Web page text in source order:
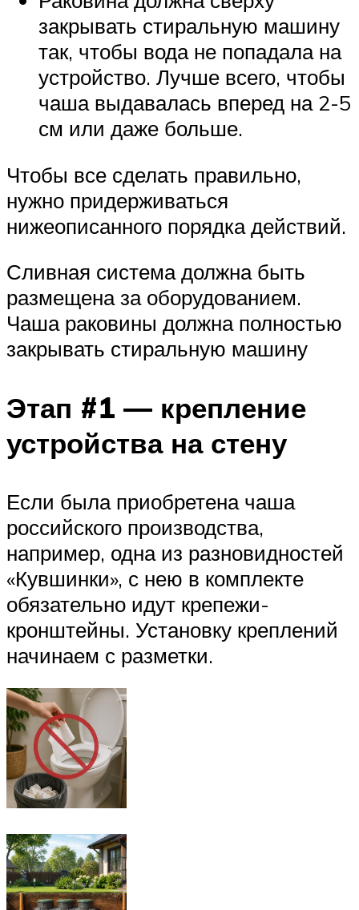
закрывать стиральную машину
так, чтобы вода не попадала на
устройство. Лучше всего, чтобы
чаша выдавалась вперед на 2-5
см или даже больше.
Чтобы все сделать правильно,
нужно придерживаться
нижеописанного порядка действий.
Сливная система должна быть
размещена за оборудованием.
Чаша раковины должна полностью
закрывать стиральную машину
Этап #1 — крепление
устройства на стену
Если была приобретена чаша
российского производства,
например, одна из разновидностей
«Кувшинки», с нею в комплекте
обязательно идут крепежи-
кронштейны. Установку креплений
начинаем с разметки.